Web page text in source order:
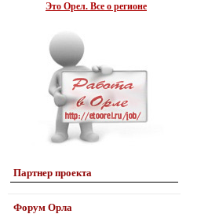
Это Орел. Все о регионе
Партнер проекта
Форум Орла